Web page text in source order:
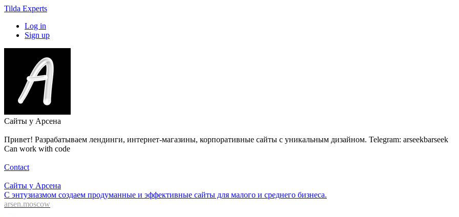
Tilda Experts
Log in
Sign up
Сайты у Арсена
Привет! Разрабатываем лендинги, интернет-магазины, корпоративные сайты с уникальным дизайном. Telegram: arseekbarseek
Can work with code
Contact
Сайты у Арсена
С энтузиазмом создаем продуманные и эффективные сайты для малого и среднего бизнеса.
arsen.moscow